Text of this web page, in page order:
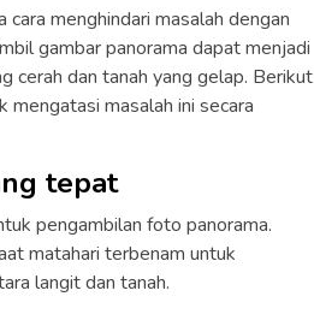
menghindari masalah dengan
gambar panorama dapat menjadi
cerah dan tanah yang gelap. Berikut
masalah ini secara
tepat
pengambilan foto panorama.
matahari terbenam untuk
langit dan tanah.